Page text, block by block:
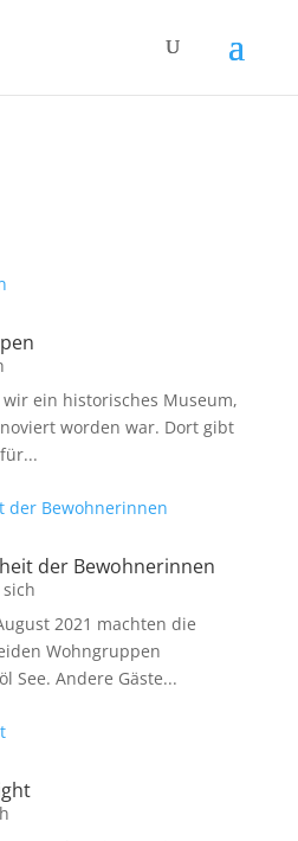
ein historisches Museum,
worden war. Dort gibt
der Bewohnerinnen
2021 machten die
Wohngruppen
See. Andere Gäste...